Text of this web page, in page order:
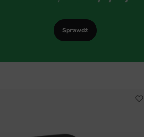
Sprawdź